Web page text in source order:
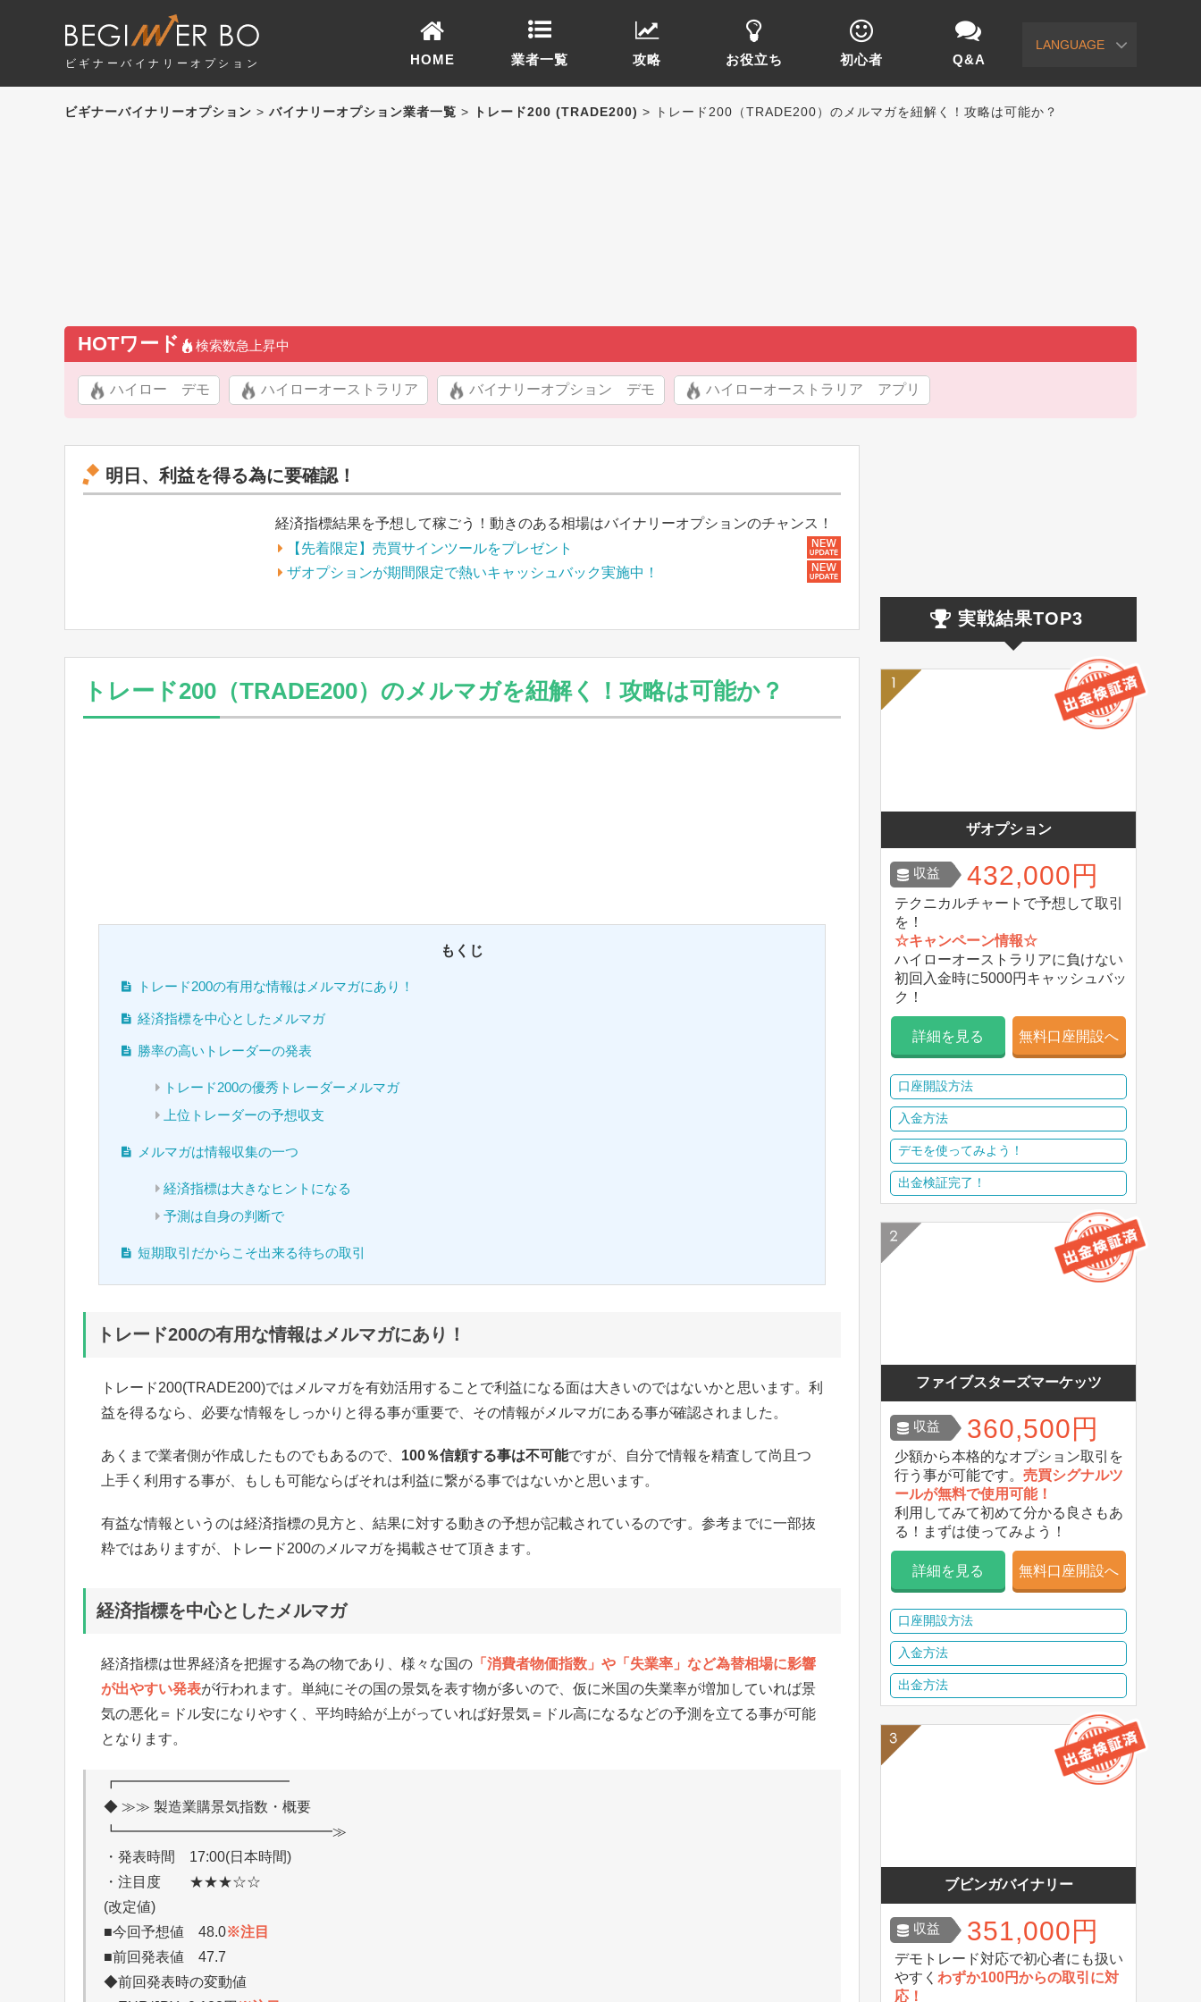
ビギナーバイナリーオプション
LANGUAGE
HOME 業者一覧 攻略 お役立ち 初心者 Q&A
ビギナーバイナリーオプション > バイナリーオプション業者一覧 > トレード200 (TRADE200) > トレード200（TRADE200）のメルマガを紐解く！攻略は可能か？
HOTワード 検索数急上昇中
ハイロー デモ ハイローオーストラリア バイナリーオプション デモ ハイローオーストラリア アプリ
明日、利益を得る為に要確認！
経済指標結果を予想して稼ごう！動きのある相場はバイナリーオプションのチャンス！
【先着限定】売買サインツールをプレゼント
ザオプションが期間限定で熱いキャッシュバック実施中！
トレード200（TRADE200）のメルマガを紐解く！攻略は可能か？
もくじ
トレード200の有用な情報はメルマガにあり！
経済指標を中心としたメルマガ
勝率の高いトレーダーの発表
トレード200の優秀トレーダーメルマガ
上位トレーダーの予想収支
メルマガは情報収集の一つ
経済指標は大きなヒントになる
予測は自身の判断で
短期取引だからこそ出来る待ちの取引
トレード200の有用な情報はメルマガにあり！
トレード200(TRADE200)ではメルマガを有効活用することで利益になる面は大きいのではないかと思います。利
益を得るなら、必要な情報をしっかりと得る事が重要で、その情報がメルマガにある事が確認されました。
あくまで業者側が作成したものでもあるので、 100％信頼する事は不可能ですが、自分で情報を精査して尚且つ
上手く利用する事が、もしも可能ならばそれは利益に繋がる事ではないかと思います。
有益な情報というのは経済指標の見方と、結果に対する動きの予想が記載されているのです。参考までに一部抜
粋ではありますが、トレード200のメルマガを掲載させて頂きます。
経済指標を中心としたメルマガ
経済指標は世界経済を把握する為の物であり、様々な国の 「消費者物価指数」や「失業率」など為替相場に影響
が出やすい発表が行われます。単純にその国の景気を表す物が多いので、仮に米国の失業率が増加していれば景
気の悪化＝ドル安になりやすく、平均時給が上がっていれば好景気＝ドル高になるなどの予測を立てる事が可能
となります。
┏━━━━━━━━━━━━
◆ ≫≫ 製造業購景気指数・概要
┗━━━━━━━━━━━━━━━≫
・発表時間 17:00(日本時間)
・注目度 ★★★☆☆
(改定値)
■今回予想値 48.0※注目
■前回発表値 47.7
◆前回発表時の変動値
実戦結果TOP3
ザオプション
収益 432,000円
テクニカルチャートで予想して取引
を！
☆キャンペーン情報☆
ハイローオーストラリアに負けない
初回入金時に5000円キャッシュバッ
ク！
詳細を見る 無料口座開設へ
口座開設方法
入金方法
デモを使ってみよう！
出金検証完了！
ファイブスターズマーケッツ
収益 360,500円
少額から本格的なオプション取引を
行う事が可能です。 売買シグナルツ
ールが無料で使用可能！
利用してみて初めて分かる良さもあ
る！まずは使ってみよう！
詳細を見る 無料口座開設へ
口座開設方法
入金方法
出金方法
ブビンガバイナリー
収益 351,000円
デモトレード対応で初心者にも扱い
やすく わずか100円からの取引に対
応！